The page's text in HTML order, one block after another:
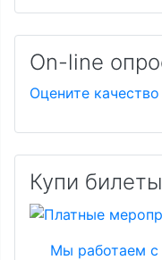
On-line
Оцените
Купи
Мы работаем